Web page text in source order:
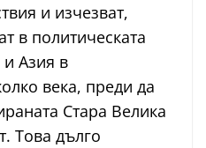
и изчезват,
в политическата
Азия в
века, преди да
Стара Велика
Това дълго